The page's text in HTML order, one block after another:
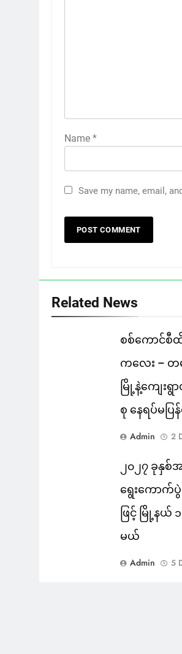
Name *
Save my name, email,
Related News
စစ်ကောင်စီထိ
ကလေး – တ
မြို့နဲ့ကျေး
စု နေရပ်မပြ
Admin 2
၂၀၂၇ ခုနှစ်
ရွေးကော
ဖြင့် မြို့နယ်
မယ်
Admin 5